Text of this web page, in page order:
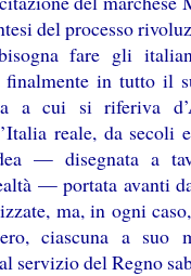
del processo
fare gli
finalmente in tutto il
a cui si riferiva
reale, da secoli
— disegnata a
— portata avanti
ma, in ogni
ciascuna a suo
servizio del Regno